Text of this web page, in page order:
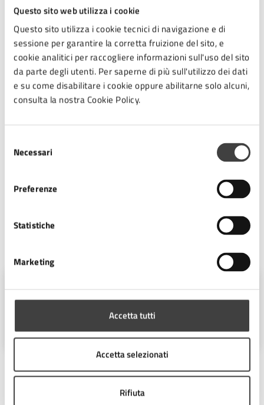
Questo sito web utilizza i cookie
Questo sito utilizza i cookie tecnici di navigazione e di
sessione per garantire la corretta fruizione del sito, e
cookie analitici per raccogliere informazioni sull'uso del sito
da parte degli utenti. Per saperne di più sull'utilizzo dei dati
e su come disabilitare i cookie oppure abilitarne solo alcuni,
consulta la nostra Cookie Policy.
delNecessari
Preferenze
Statistiche
Marketing
Accetta tutti
Accetta selezionati
Rifiuta
famiglia, tema particolarmente vicino alle politiche
cesenati per il sostegno alle giovani generazioni e
all’abitare accessibile”. La delegazione ha potuto
confrontarsi dunque con altre città sulle buone pratiche
per incentivare il commercio locale, rafforzare il tessuto
sociale e promuovere eventi culturali capaci di animare
il cuore della città.
Il progetto, avviato a giugno 2024 e che volgerà a
termine il 31 dicembre 2025, ha un valore complessivo
di 841.061.50 euro, di cui 83.850,00 euro sono stati
assegnati dall’Ue tramite il programma ‘
al
A cura di
Piazza del Popolo 10, Cesena (FC),
47521